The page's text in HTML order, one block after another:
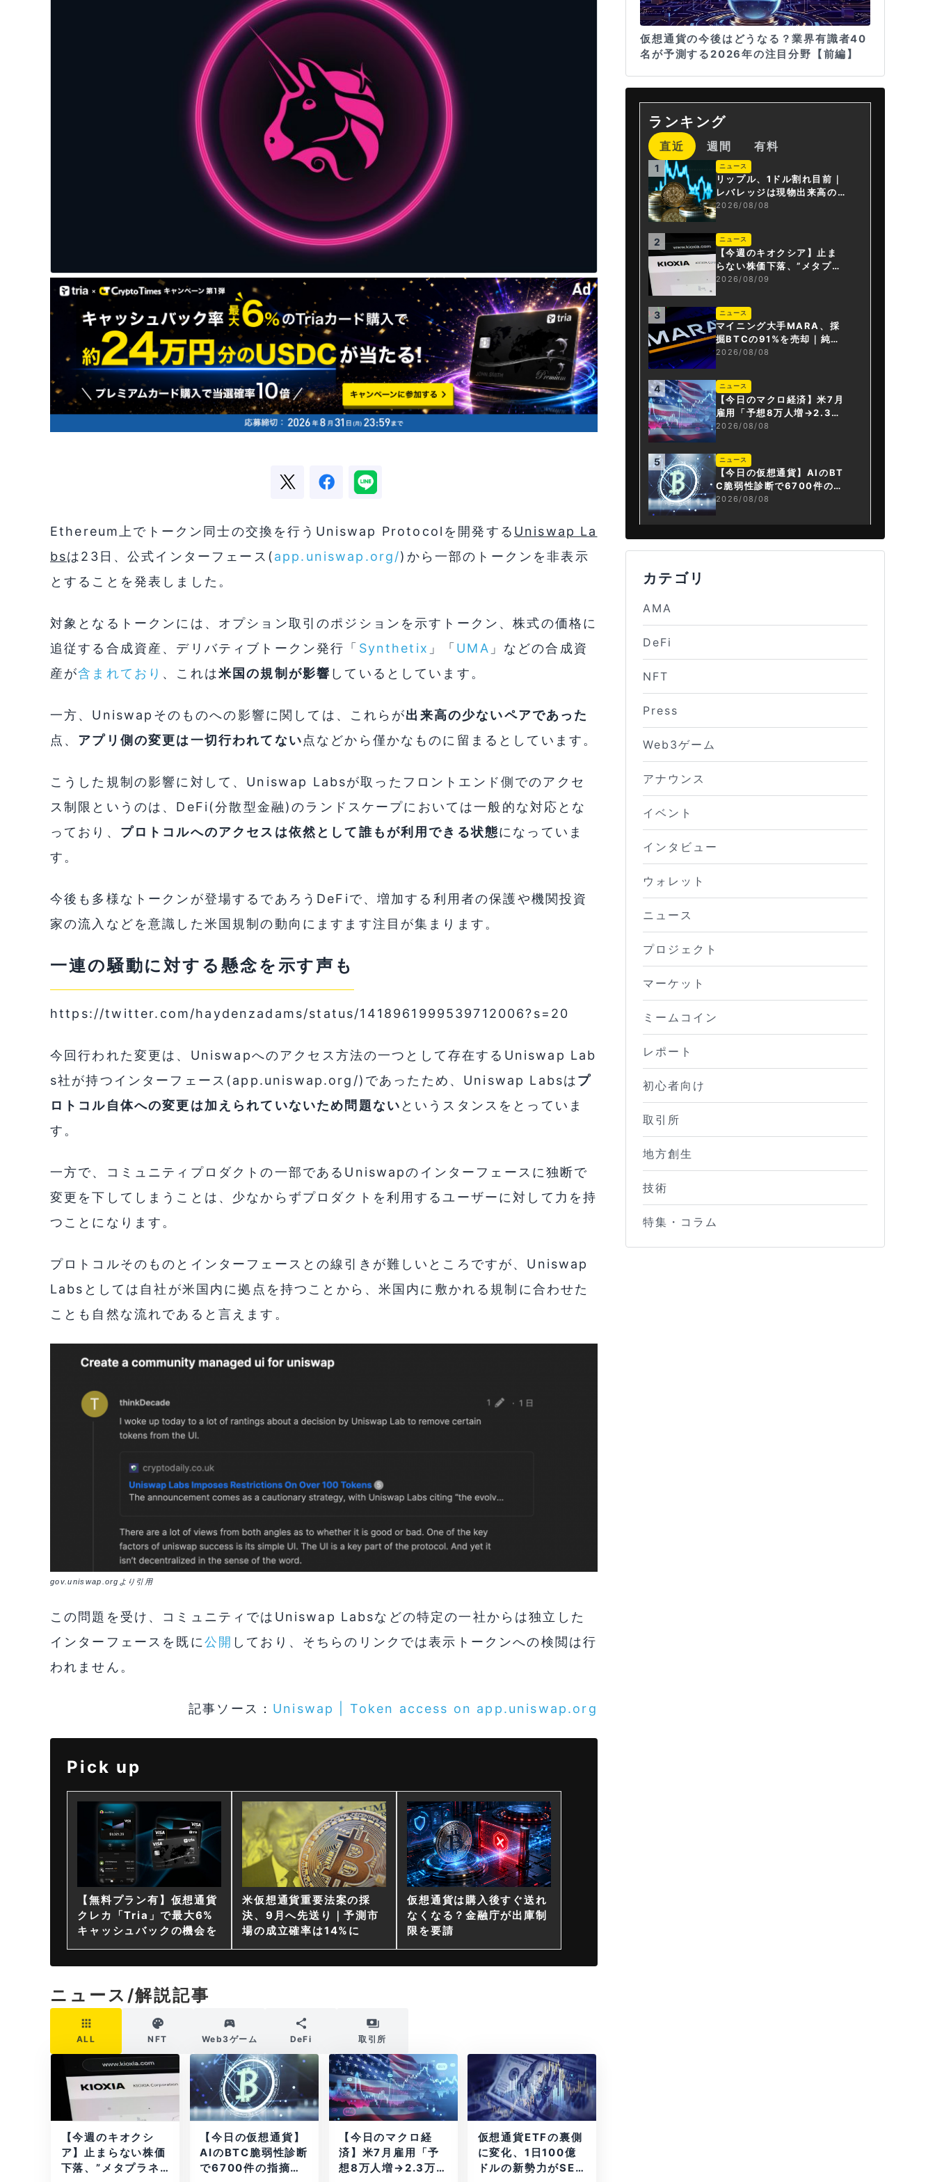
Ethereum上でトークン同士の交換を行うUniswap Protocolを開発する Uniswap La
bsは23日、公式インターフェース(app.uniswap.org/)から一部のトークンを非表示
とすることを発表しました。
対象となるトークンには、オプション取引のポジションを示すトークン、株式の価格に
追従する合成資産、デリバティブトークン発行「 Synthetix 」「UMA 」などの合成資
産が含まれており 、これは米国の規制が影響 しているとしています。
一方、Uniswapそのものへの影響に関しては、これらが出来高の少ないペアであった
点、 アプリ側の変更は一切行われてない点などから僅かなものに留まるとしています。
こうした規制の影響に対して、Uniswap Labsが取ったフロントエンド側でのアクセ
ス制限というのは、DeFi(分散型金融)のランドスケープにおいては一般的な対応とな
っており、 プロトコルへのアクセスは依然として誰もが利用できる状態になっていま
す。
今後も多様なトークンが登場するであろうDeFiで、増加する利用者の保護や機関投資
家の流入などを意識した米国規制の動向にますます注目が集まります。
一連の騒動に対する懸念を示す声も
https://twitter.com/haydenzadams/status/1418961999539712006?s=20
今回行われた変更は、Uniswapへのアクセス方法の一つとして存在するUniswap Lab
s社が持つインターフェース(app.uniswap.org/)であったため、Uniswap Labsはプ
ロトコル自体への変更は加えられていないため問題ない というスタンスをとっていま
す。
一方で、コミュニティプロダクトの一部であるUniswapのインターフェースに独断で
変更を下してしまうことは、少なからずプロダクトを利用するユーザーに対して力を持
つことになります。
プロトコルそのものとインターフェースとの線引きが難しいところですが、Uniswap
Labsとしては自社が米国内に拠点を持つことから、米国内に敷かれる規制に合わせた
ことも自然な流れであると言えます。
gov.uniswap.orgより引用
この問題を受け、コミュニティではUniswap Labsなどの特定の一社からは独立した
インターフェースを既に公開 しており、そちらのリンクでは表示トークンへの検閲は行
われません。
記事ソース： Uniswap | Token access on app.uniswap.org
Pick up
【無料プラン有】仮想通貨
クレカ「Tria」で最大6%
キャッシュバックの機会を
米仮想通貨重要法案の採
決、9月へ先送り｜予測市
場の成立確率は14%に
仮想通貨は購入後すぐ送れ
なくなる？金融庁が出庫制
限を要請
ニュース/解説記事
ALL NFT Web3ゲーム DeFi 取引所
【今週のキオクシ
ア】止まらない株価
下落、”メタプラネ
【今日の仮想通貨】
AIのBTC脆弱性診断
で6700件の指摘。
【今日のマクロ経
済】米7月雇用「予
想8万人増→2.3万
仮想通貨ETFの裏側
に変化、1日100億
ドルの新勢力がSEC
仮想通貨の今後はどうなる？業界有識者40
名が予測する2026年の注目分野【前編】
ランキング
直近 週間 有料
1 ニュース
リップル、1ドル割れ目前｜
レバレッジは現物出来高の6
倍超
2026/08/08
2 ニュース
【今週のキオクシア】止ま
らない株価下落、”メタプラ
ネット化”の指摘は本当？
2026/08/09
3 ニュース
マイニング大手MARA、採
掘BTCの91%を売却｜純損
失6億ドル
2026/08/08
4 ニュース
【今日のマクロ経済】米7月
雇用「予想8万人増→2.3万
人減」で利上げ観測後退
2026/08/08
5 ニュース
【今日の仮想通貨】AIのBT
C脆弱性診断で6700件の指
摘。赤字マイニング企業はA
Iに賭ける
2026/08/08
カテゴリ
AMA
DeFi
NFT
Press
Web3ゲーム
アナウンス
イベント
インタビュー
ウォレット
ニュース
プロジェクト
マーケット
ミームコイン
レポート
初心者向け
取引所
地方創生
技術
特集・コラム